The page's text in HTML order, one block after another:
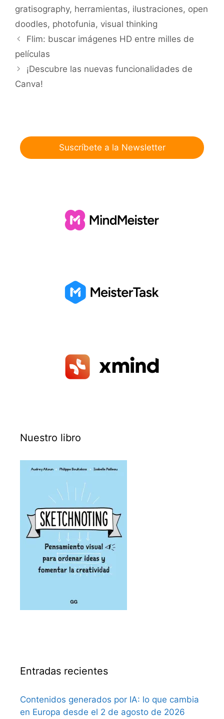
gratisography, herramientas, ilustraciones, open
doodles, photofunia, visual thinking
Flim: buscar imágenes HD entre milles de
películas
¡Descubre las nuevas funcionalidades de
Canva!
Suscríbete a la Newsletter
Nuestro libro
Entradas recientes
Contenidos generados por IA: lo que cambia
en Europa desde el 2 de agosto de 2026